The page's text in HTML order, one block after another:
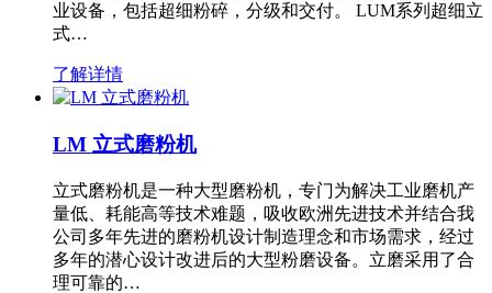
业设备，包括超细粉碎，分级和交付。 LUM系列超细立
式…
了解详情
LM 立式磨粉机
立式磨粉机是一种大型磨粉机，专门为解决工业磨机产
量低、耗能高等技术难题，吸收欧洲先进技术并结合我
公司多年先进的磨粉机设计制造理念和市场需求，经过
多年的潜心设计改进后的大型粉磨设备。立磨采用了合
理可靠的…